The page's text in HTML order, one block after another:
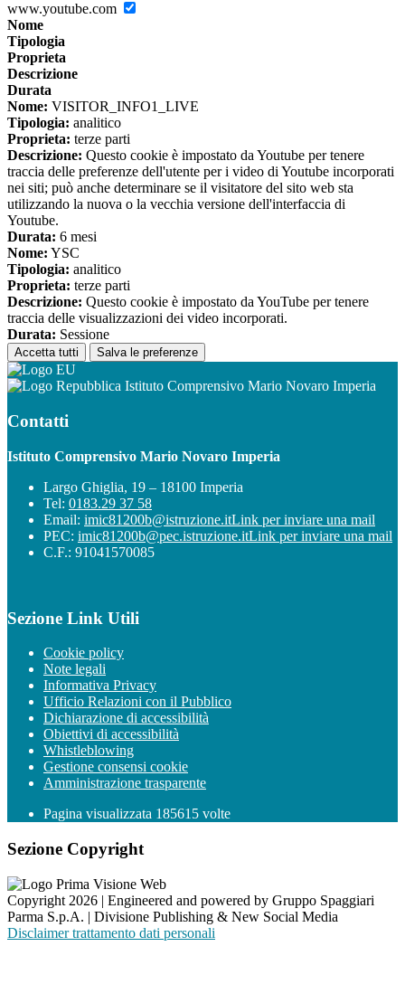
www.youtube.com
Nome
Tipologia
Proprieta
Descrizione
Durata
Nome: VISITOR_INFO1_LIVE
Tipologia: analitico
Proprieta: terze parti
Descrizione: Questo cookie è impostato da Youtube per tenere
traccia delle preferenze dell'utente per i video di Youtube incorporati
nei siti; può anche determinare se il visitatore del sito web sta
utilizzando la nuova o la vecchia versione dell'interfaccia di
Youtube.
Durata: 6 mesi
Nome: YSC
Tipologia: analitico
Proprieta: terze parti
Descrizione: Questo cookie è impostato da YouTube per tenere
traccia delle visualizzazioni dei video incorporati.
Durata: Sessione
Accetta tutti Salva le preferenze
Istituto Comprensivo Mario Novaro Imperia
Contatti
Istituto Comprensivo Mario Novaro Imperia
Largo Ghiglia, 19 – 18100 Imperia
Tel: 0183.29 37 58
Email: imic81200b@istruzione.itLink per inviare una mail
PEC: imic81200b@pec.istruzione.itLink per inviare una mail
C.F.: 91041570085
Sezione Link Utili
Cookie policy
Note legali
Informativa Privacy
Ufficio Relazioni con il Pubblico
Dichiarazione di accessibilità
Obiettivi di accessibilità
Whistleblowing
Gestione consensi cookie
Amministrazione trasparente
Pagina visualizzata 185615 volte
Sezione Copyright
Copyright 2026 | Engineered and powered by Gruppo Spaggiari
Parma S.p.A. | Divisione Publishing & New Social Media
Disclaimer trattamento dati personali